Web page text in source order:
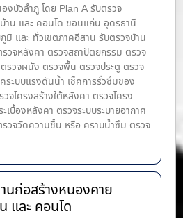
งบัวลำภู โดย Plan A รับตรวจ
าน และ คอนโด ขอนแก่น อุดรธานี
มิ และ ทั่วเขตภาคอีสาน รับตรวจบ้าน
วจหลังคา ตรวจสถาปัตยกรรม ตรวจ
รวจผนัง ตรวจพื้น ตรวจประตู ตรวจ
ระบบแรงดันน้ำ เช็คการรั่วซึมของ
จโครงสร้างใต้หลังคา ตรวจโครง
บื้องหลังคา ตรวจระบบระบายอากาศ
วจวัดความชื้น หรือ คราบน้ำซึม ตรวจ
ก่อสร้างหนองคาย
และ คอนโด